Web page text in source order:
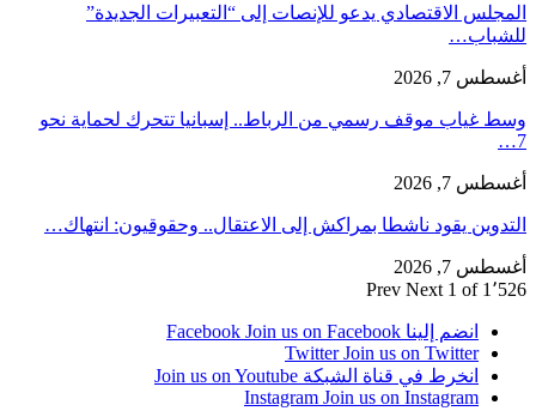
المجلس الاقتصادي يدعو للإنصات إلى “التعبيرات الجديدة”
للشباب…
أغسطس 7, 2026
وسط غياب موقف رسمي من الرباط.. إسبانيا تتحرك لحماية نحو
7…
أغسطس 7, 2026
التدوين يقود ناشطا بمراكش إلى الاعتقال.. وحقوقيون: انتهاك…
أغسطس 7, 2026
Prev Next 1 of 1٬526
انضم إلينا Facebook Join us on Facebook
Twitter Join us on Twitter
انخرط في قناة الشبكة Join us on Youtube
Instagram Join us on Instagram